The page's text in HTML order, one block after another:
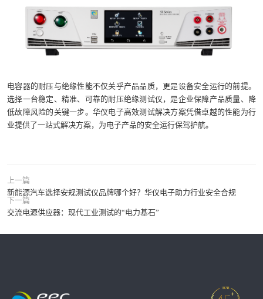
电容器的耐压与绝缘性能不仅关乎产品品质，更是设备安全运行的前提。
选择一台稳定、精准、可靠的耐压绝缘测试仪，是企业保障产品质量、降
低故障风险的关键一步。华仪电子高效测试解决方案凭借卓越的性能为行
业提供了一站式解决方案，为电子产品的安全运行保驾护航。
上一篇
新能源汽车选择安规测试仪品牌哪个好？华仪电子助力行业安全合规
下一篇
交流电源供应器：现代工业测试的“电力基石”